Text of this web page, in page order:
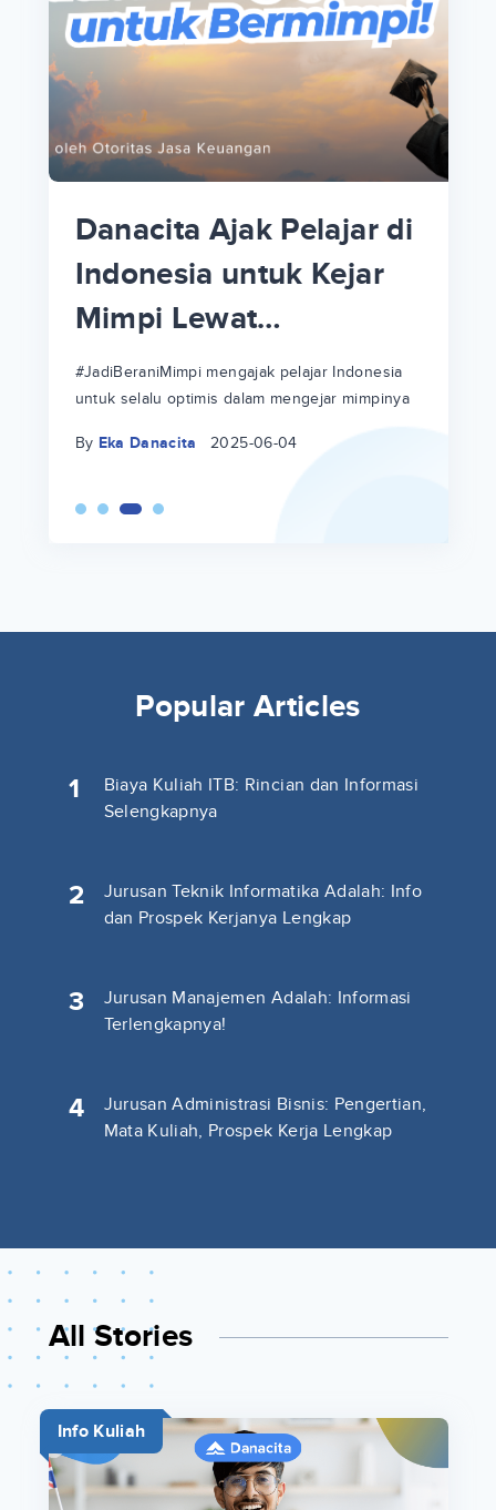
Danacita Ajak Pelajar di
Indonesia untuk Kejar
Mimpi Lewat
#JadiBeraniMimpi
#JadiBeraniMimpi mengajak pelajar Indonesia
untuk selalu optimis dalam mengejar mimpinya
By Eka Danacita 2025-06-04
Popular Articles
1
Biaya Kuliah ITB: Rincian dan Informasi
Selengkapnya
2
Jurusan Teknik Informatika Adalah: Info
dan Prospek Kerjanya Lengkap
3
Jurusan Manajemen Adalah: Informasi
Terlengkapnya!
4
Jurusan Administrasi Bisnis: Pengertian,
Mata Kuliah, Prospek Kerja Lengkap
All Stories
Info Kuliah